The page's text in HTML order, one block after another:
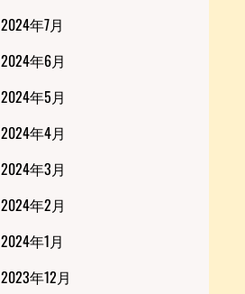
2024年7月
2024年6月
2024年5月
2024年4月
2024年3月
2024年2月
2024年1月
2023年12月